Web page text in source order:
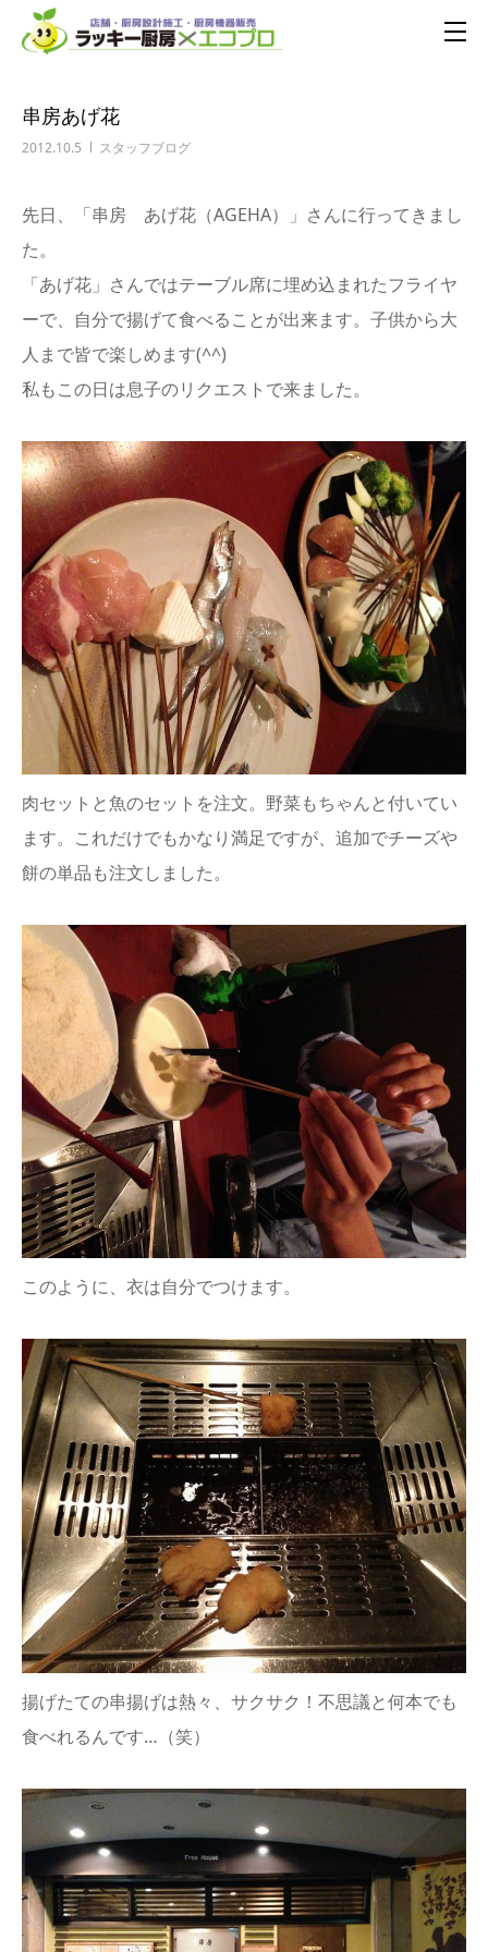
串房あげ花
2012.10.5 スタッフブログ
先日、「串房 あげ花（AGEHA）」さんに行ってきまし
た。
「あげ花」さんではテーブル席に埋め込まれたフライヤ
ーで、自分で揚げて食べることが出来ます。子供から大
人まで皆で楽しめます(^^)
私もこの日は息子のリクエストで来ました。
肉セットと魚のセットを注文。野菜もちゃんと付いてい
ます。これだけでもかなり満足ですが、追加でチーズや
餅の単品も注文しました。
このように、衣は自分でつけます。
揚げたての串揚げは熱々、サクサク！不思議と何本でも
食べれるんです…（笑）